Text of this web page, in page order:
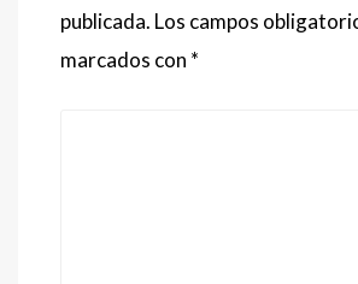
publicada. Los campos
marcados con *